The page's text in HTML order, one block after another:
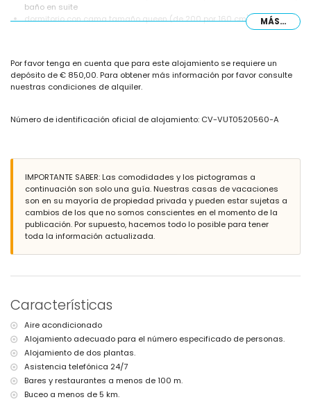
baño en suite
dormitorio con cama tamaño queen (de 200 por 160 cm) y ventilador
dormitorio con 2 camas individuales (de 200 por 90 cm) y ventilador
baño con lavabo, bañera, bidé y retrete
baño con lavabo, bañera y retrete
parcela grande y cerrada
piscina privada en forma de riñón de 8m x 4m y 2m de profundidad
3 terrazas, una de ellas cubierta
cocina exterior y barbacoa
zona de estar al aire libre y zona de comedor al aire libre
2 plazas de aparcamiento cubiertas privadas y 3 plazas de
aparcamiento privadas
Más información
villa)
kilómetros de la villa)
parque más cercano: Montgó, Jávea (a menos de 5 kilómetros de la
villa)
aeropuerto más cercano: Alicante (a menos de 100 kilómetros de la
villa)
segundo aeropuerto más cercano: Valencia (> 100 kilómetros)
MÁS...
Por favor tenga en cuenta que para este alojamiento se requiere un
depósito de € 850,00. Para obtener más información por favor consulte
nuestras condiciones de alquiler.
Número de identificación oficial de alojamiento: CV-VUT0520560-A
IMPORTANTE SABER: Las comodidades y los pictogramas a
continuación son solo una guía. Nuestras casas de vacaciones
son en su mayoría de propiedad privada y pueden estar sujetas a
cambios de los que no somos conscientes en el momento de la
publicación. Por supuesto, hacemos todo lo posible para tener
toda la información actualizada.
Características
Aire acondicionado
Alojamiento adecuado para el número especificado de personas.
Alojamiento de dos plantas.
Asistencia telefónica 24/7
Bares y restaurantes a menos de 100 m.
Buceo a menos de 5 km.